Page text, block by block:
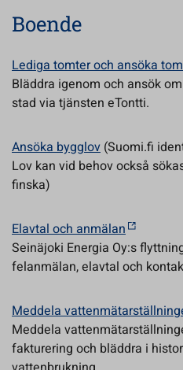
Boende
Lediga tomter och ansöka
Bläddra igenom och ansök
stad via tjänsten eTontti.
Ansöka bygglov (Suomi.fi
Lov kan vid behov också
finska)
Elavtal och anmälan
Seinäjoki Energia Oy:s
felanmälan, elavtal och
Meddela
Meddela
fakturering och bläddra i